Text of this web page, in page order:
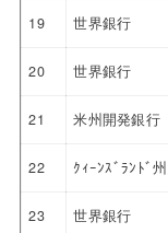
19 世界銀行
20 世界銀行
21 米州開発銀行
22 ｸｨｰﾝｽﾞﾗﾝﾄﾞ
23 世界銀行